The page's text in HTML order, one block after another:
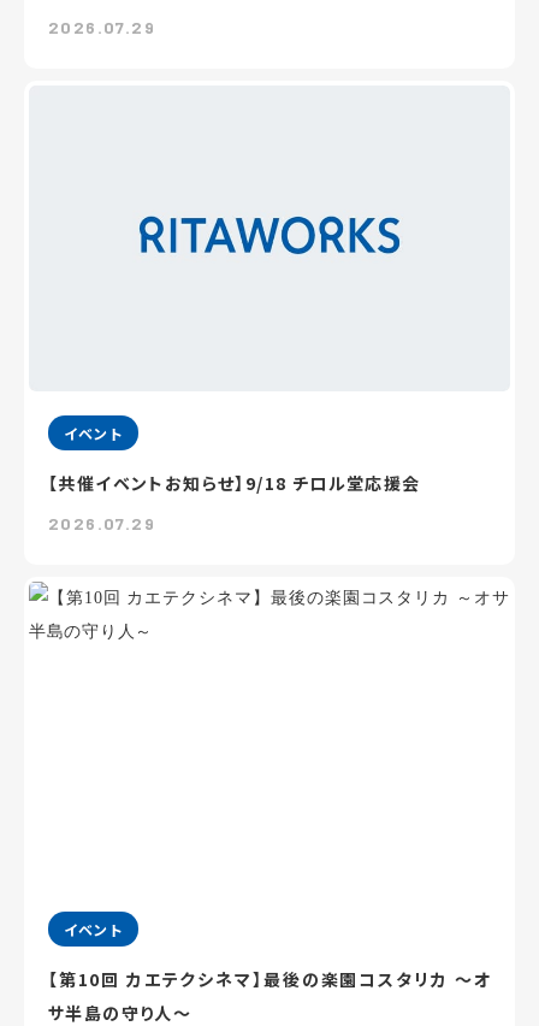
2026.07.29
イベント
【共催イベントお知らせ】9/18 チロル堂応援会
2026.07.29
イベント
【第10回 カエテクシネマ】最後の楽園コスタリカ ～オ
サ半島の守り人～